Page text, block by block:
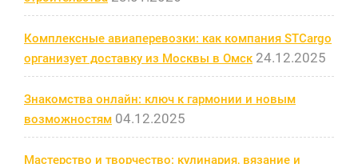
Комплексные авиаперевозки: как компания STCargo
организует доставку из Москвы в Омск 24.12.2025
Знакомства онлайн: ключ к гармонии и новым
возможностям 04.12.2025
Мастерство и творчество: кулинария, вязание и